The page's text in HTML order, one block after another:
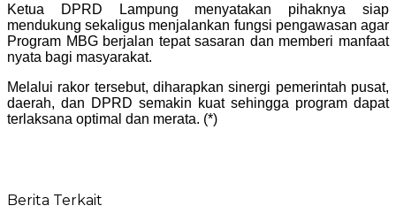
Ketua DPRD Lampung menyatakan pihaknya siap
mendukung sekaligus menjalankan fungsi pengawasan agar
Program MBG berjalan tepat sasaran dan memberi manfaat
nyata bagi masyarakat.
Melalui rakor tersebut, diharapkan sinergi pemerintah pusat,
daerah, dan DPRD semakin kuat sehingga program dapat
terlaksana optimal dan merata. (*)
Berita Terkait